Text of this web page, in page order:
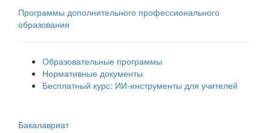
Программы дополнительного профессионального
образования
Образовательные программы
Нормативные документы
Бесплатный курс: ИИ‑инструменты для учителей
Бакалавриат